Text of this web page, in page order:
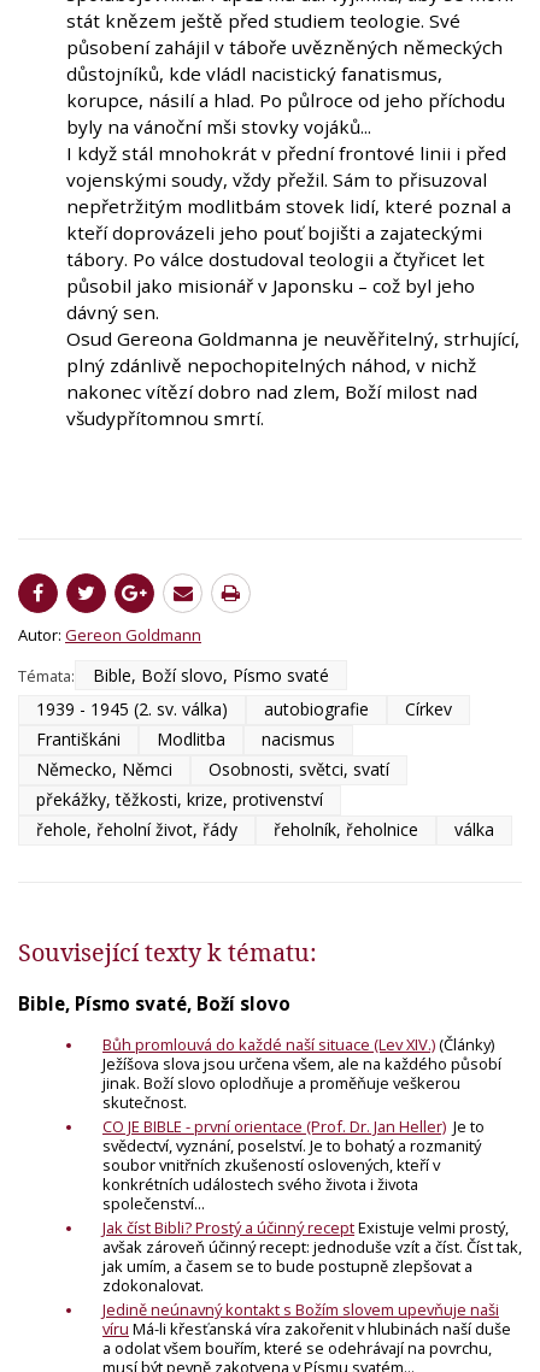
stát knězem ještě před studiem teologie. Své
působení zahájil v táboře uvězněných německých
důstojníků, kde vládl nacistický fanatismus,
korupce, násilí a hlad. Po půlroce od jeho příchodu
byly na vánoční mši stovky vojáků...
I když stál mnohokrát v přední frontové linii i před
vojenskými soudy, vždy přežil. Sám to přisuzoval
nepřetržitým modlitbám stovek lidí, které poznal a
kteří doprovázeli jeho pouť bojišti a zajateckými
tábory. Po válce dostudoval teologii a čtyřicet let
působil jako misionář v Japonsku – což byl jeho
dávný sen.
Osud Gereona Goldmanna je neuvěřitelný, strhující,
plný zdánlivě nepochopitelných náhod, v nichž
nakonec vítězí dobro nad zlem, Boží milost nad
všudypřítomnou smrtí.
Autor: Gereon Goldmann
Témata:
Bible, Boží slovo, Písmo svaté
1939 - 1945 (2. sv. válka)
autobiografie
Církev
Františkáni
Modlitba
nacismus
Německo, Němci
Osobnosti, světci, svatí
překážky, těžkosti, krize, protivenství
řehole, řeholní život, řády
řeholník, řeholnice válka
Související texty k tématu:
Bible, Písmo svaté, Boží slovo
Bůh promlouvá do každé naší situace (Lev XIV.)(Články)
Ježíšova slova jsou určena všem, ale na každého působí
jinak. Boží slovo oplodňuje a proměňuje veškerou
skutečnost.
CO JE BIBLE - první orientace (Prof. Dr. Jan Heller) Je to
svědectví, vyznání, poselství. Je to bohatý a rozmanitý
soubor vnitřních zkušeností oslovených, kteří v
konkrétních událostech svého života i života
společenství...
Jak číst Bibli? Prostý a účinný receptExistuje velmi prostý,
avšak zároveň účinný recept: jednoduše vzít a číst. Číst tak,
jak umím, a časem se to bude postupně zlepšovat a
zdokonalovat.
Jedině neúnavný kontakt s Božím slovem upevňuje naši
víru Má-li křesťanská víra zakořenit v hlubinách naší duše
a odolat všem bouřím, které se odehrávají na povrchu,
musí být pevně zakotvena v Písmu svatém...